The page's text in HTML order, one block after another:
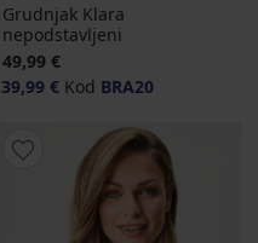
Grudnjak Klara
nepodstavljeni
49,99 €
39,99 € Kod BRA20